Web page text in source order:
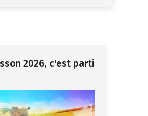
2026, c'est parti